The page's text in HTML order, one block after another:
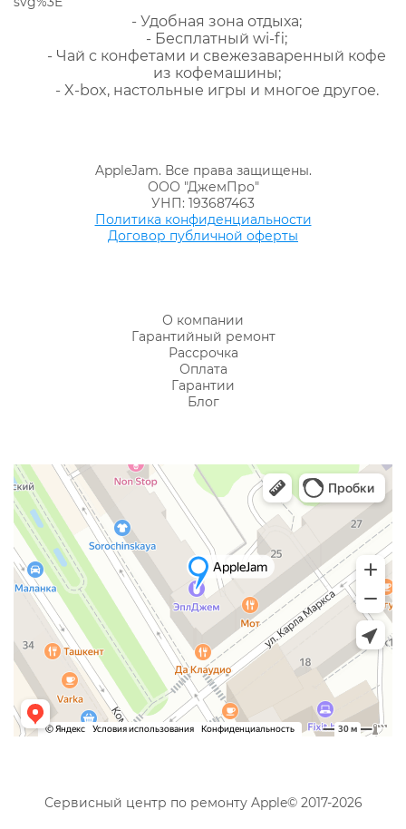
- Удобная зона отдыха;
- Бесплатный wi-fi;
- Чай с конфетами и свежезаваренный кофе
из кофемашины;
- X-box, настольные игры и многое другое.
AppleJam. Все права защищены.
ООО "ДжемПро"
УНП: 193687463
Политика конфиденциальности
Договор публичной оферты
О компании
Гарантийный ремонт
Рассрочка
Оплата
Гарантии
Блог
Сервисный центр по ремонту Apple© 2017-2026